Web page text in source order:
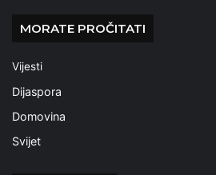
MORATE PROČITATI
Vijesti
Dijaspora
Domovina
Svijet